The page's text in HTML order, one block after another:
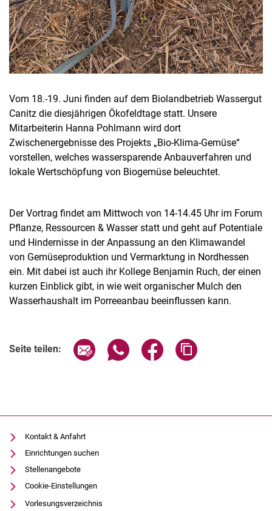
Vom 18.-19. Juni finden auf dem Biolandbetrieb Wassergut
Canitz die diesjährigen Ökofeldtage statt. Unsere
Mitarbeiterin Hanna Pohlmann wird dort
Zwischenergebnisse des Projekts „Bio-Klima-Gemüse“
vorstellen, welches wassersparende Anbauverfahren und
lokale Wertschöpfung von Biogemüse beleuchtet.
Der Vortrag findet am Mittwoch von 14-14.45 Uhr im Forum
Pflanze, Ressourcen & Wasser statt und geht auf Potentiale
und Hindernisse in der Anpassung an den Klimawandel
von Gemüseproduktion und Vermarktung in Nordhessen
ein. Mit dabei ist auch ihr Kollege Benjamin Ruch, der einen
kurzen Einblick gibt, in wie weit organischer Mulch den
Wasserhaushalt im Porreeanbau beeinflussen kann.
Seite teilen: Seite über E-Mail teilen
Seite über WhatsApp teilen
Seite über Facebook
Kontakt & Anfahrt
Einrichtungen suchen
Stellenangebote
Cookie-Einstellungen
Vorlesungsverzeichnis